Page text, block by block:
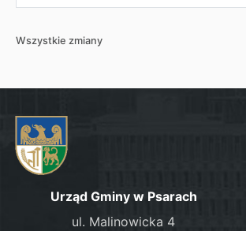
Wszystkie zmiany
Urząd Gminy w Psarach
ul. Malinowicka 4